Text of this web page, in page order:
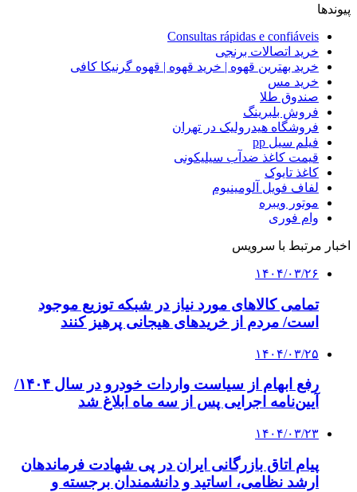
پیوندها
Consultas rápidas e confiáveis
خرید اتصالات برنجی
خرید بهترین قهوه | خرید قهوه | قهوه گرنیکا کافی
خرید مس
صندوق طلا
فروش بلبرینگ
فروشگاه هیدرولیک در تهران
فیلم سیل pp
قیمت کاغذ ضدآب سیلیکونی
کاغذ تایوک
لفاف فویل آلومینیوم
موتور ویبره
وام فوری
اخبار مرتبط با سرویس
۱۴۰۴/۰۳/۲۶
تمامی کالاهای مورد نیاز در شبکه توزیع موجود
است/ مردم از خریدهای هیجانی پرهیز کنند
۱۴۰۴/۰۳/۲۵
رفع ابهام از سیاست واردات خودرو در سال ۱۴۰۴/
آیین‌نامه اجرایی پس از سه ماه ابلاغ شد
۱۴۰۴/۰۳/۲۳
پیام اتاق بازرگانی ایران در پی شهادت فرماندهان
ارشد نظامی، اساتید و دانشمندان برجسته و